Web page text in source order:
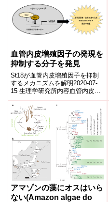
血管内皮増殖因子の発現を
抑制する分子を発見
St18が血管内皮増殖因子を抑制
するメカニズムを解明2020-07-
15 生理学研究所内容血管内皮増
殖因子 (VEGF) はマクロファー
ジ (注1) や腫瘍細胞...
アマゾンの藻にオスはいら
ない(Amazon algae do